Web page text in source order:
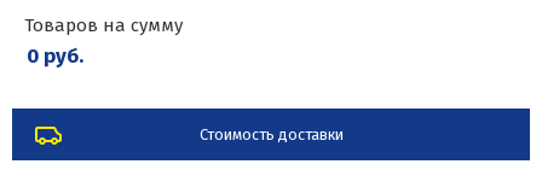
Товаров на сумму
0 руб.
Стоимость доставки